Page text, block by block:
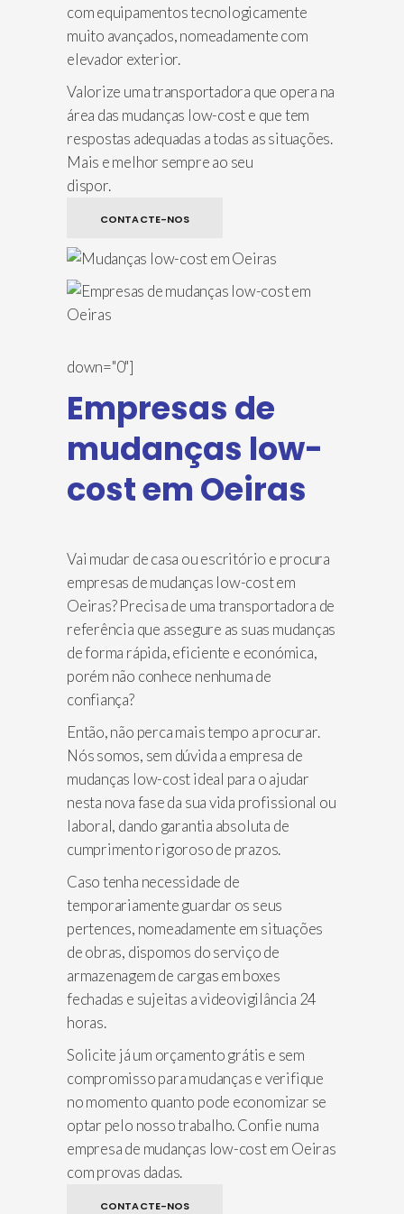
com equipamentos tecnologicamente
muito avançados, nomeadamente com
elevador exterior.
Valorize uma transportadora que opera na
área das mudanças low-cost e que tem
respostas adequadas a todas as situações.
Mais e melhor sempre ao seu
dispor.
CONTACTE-NOS
down="0"]
Empresas de
mudanças low-
cost em Oeiras
Vai mudar de casa ou escritório e procura
empresas de mudanças low-cost em
Oeiras? Precisa de uma transportadora de
referência que assegure as suas mudanças
de forma rápida, eficiente e económica,
porém não conhece nenhuma de
confiança?
Então, não perca mais tempo a procurar.
Nós somos, sem dúvida a empresa de
mudanças low-cost ideal para o ajudar
nesta nova fase da sua vida profissional ou
laboral, dando garantia absoluta de
cumprimento rigoroso de prazos.
Caso tenha necessidade de
temporariamente guardar os seus
pertences, nomeadamente em situações
de obras, dispomos do serviço de
armazenagem de cargas em boxes
fechadas e sujeitas a videovigilância 24
horas.
Solicite já um orçamento grátis e sem
compromisso para mudanças e verifique
no momento quanto pode economizar se
optar pelo nosso trabalho. Confie numa
empresa de mudanças low-cost em Oeiras
com provas dadas.
CONTACTE-NOS